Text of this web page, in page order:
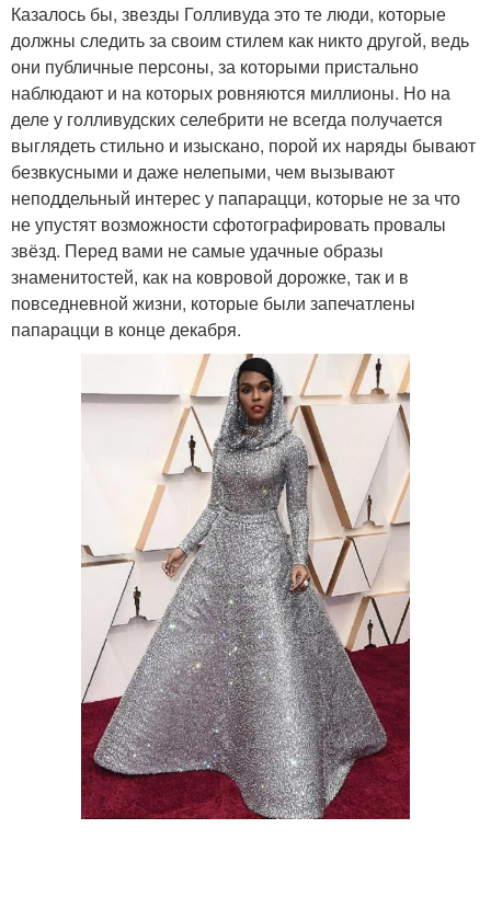
Казалось бы, звезды Голливуда это те люди, которые
должны следить за своим стилем как никто другой, ведь
они публичные персоны, за которыми пристально
наблюдают и на которых ровняются миллионы. Но на
деле у голливудских селебрити не всегда получается
выглядеть стильно и изыскано, порой их наряды бывают
безвкусными и даже нелепыми, чем вызывают
неподдельный интерес у папарацци, которые не за что
не упустят возможности сфотографировать провалы
звёзд. Перед вами не самые удачные образы
знаменитостей, как на ковровой дорожке, так и в
повседневной жизни, которые были запечатлены
папарацци в конце декабря.